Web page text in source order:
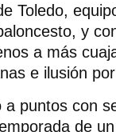
Toledo,
y
a más
e ilusión
puntos con
de